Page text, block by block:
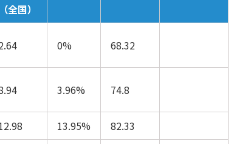
（全国）
0% 68.32
3.96% 74.8
13.95% 82.33